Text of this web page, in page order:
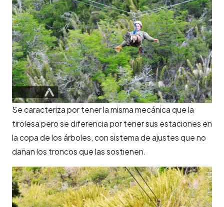
Se caracteriza por tener la misma mecánica que la
tirolesa pero se diferencia por tener sus estaciones en
la copa de los árboles, con sistema de ajustes que no
dañan los troncos que las sostienen.